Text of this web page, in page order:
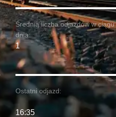
Średnia liczba odjazdów w ciągu
dnia:
1
Ostatni odjazd:
16:35